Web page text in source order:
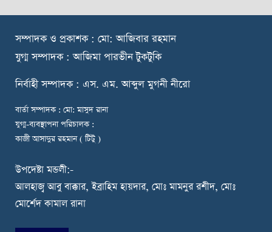
সম্পাদক ও প্রকাশক : মো: আজিবার রহমান
যুগ্ম সম্পাদক : আজিমা পারভীন টুকটুকি
নির্বাহী সম্পাদক : এস. এম. আব্দুল মুগনী নীরো
বার্তা সম্পাদক : মো: মাসুদ রানা
যুগ্ম-ব্যবস্থাপনা পরিচালক :
কাজী আসাদুর রহমান ( টিটু )
উপদেষ্টা মন্ডলী:-
আলহাজ্ব আবু বাক্কার, ইব্রাহিম হায়দার, মোঃ মামনুর রশীদ, মোঃ
মোর্শেদ কামাল রানা